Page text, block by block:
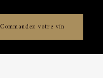
Commandez votre vin